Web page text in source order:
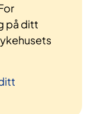
på ditt